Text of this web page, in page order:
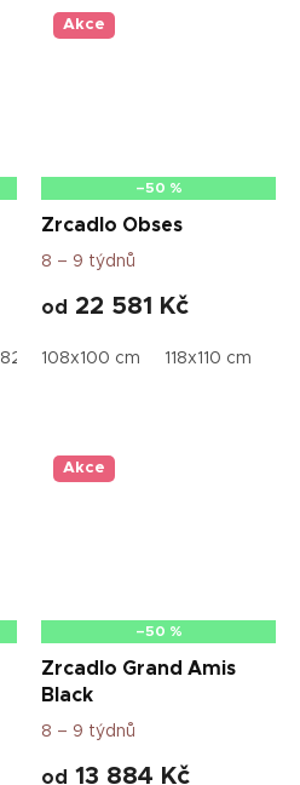
82x100 cm 90x110 cm 99x120
Akce
–50 %
Zrcadlo Obses
8 – 9 týdnů
od 22 581 Kč
108x100 cm 118x110 cm
Akce
–50 %
Zrcadlo Grand Amis
Black
8 – 9 týdnů
od 13 884 Kč